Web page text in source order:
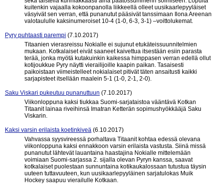
kuitenkin vajaalla kokoonpanolla liikkeellä olleet uusikaarlepyyläiset
väsyivät sen verran, että punanutut pääsivät tanssimaan Ilona Areenan
valotaululle kaksinumeroiset 10-4 (1-0, 6-3, 3-1) –voittolukemat.
Pyry puhtaasti parempi (7.10.2017)
Titaanien vierasreissu Nokialle ei sujunut etukäteissuunnitelmien
mukaan. Kotkalaiset eivät saaneet kaivettua itsestään esiin parasta
terää, jonka myötä kutakuinkin kaikessa himppasen verran edellä ollut
kotijoukkue Pyry näytti vierailijoille kaapin paikan. Tasaisesti
paikoistaan viimeistelleet nokialaiset pitivät täten ansaitusti kaikki
sarjapisteet itsellään maalein 5-1 (1-0, 2-1, 2-0).
Saku Viskari pukeutuu punanuttuun (7.10.2017)
Viikonloppuna kaksi tiukkaa Suomi-sarjataistoa vääntävä Kotkan
Titaanit lainaa riveihinsä Imatran Ketterän sopimushyökkääjä Saku
Viskarin.
Kaksi varsin erilaista koetinkiveä (6.10.2017)
Vahvassa syysvireessä porhaltava Titaanit kohtaa edessä olevana
viikonloppuna kaksi ennakkoon varsin erilaista vastusta. Siinä missä
punanutut lähtevät lauantaina haastajina Nokialle mittelemään
voimiaan Suomi-sarjassa 2. sijalla olevan Pyryn kanssa, saavat
kotkalaiset puolestaan sunnuntaina kotikaukalossaan tutustua täysin
uuteen tuttavuuteen, kun uusikaarlepyyläinen sarjatulokas Muik
Hockey saapuu vierailulle Kotkaan.